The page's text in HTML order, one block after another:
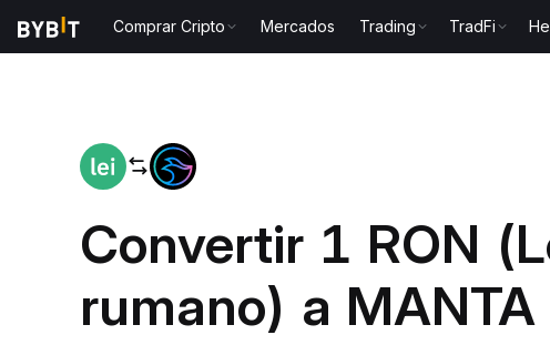
Comprar Cripto Mercados Trading TradFi
Convertir 1 RON
rumano) a